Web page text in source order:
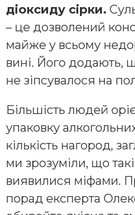
діоксиду сірки.
– це дозволений
майже у всьому
вині. Його додають,
не зіпсувалося на
Більшість людей
упаковку
кількість нагород,
ми зрозуміли, що
виявилися міфами.
порад експерта